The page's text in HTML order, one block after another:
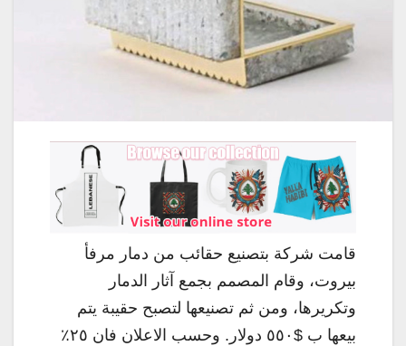
قامت شركة بتصنيع حقائب من دمار مرفأ
بيروت، وقام المصمم بجمع آثار الدمار
وتكريرها، ومن ثم تصنيعها لتصبح حقيبة يتم
بيعها ب $٥٥٠ دولار. وحسب الاعلان فان ٢٥٪؜